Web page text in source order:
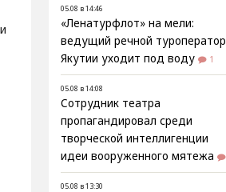
05.08 в 14:46
«Ленатурфлот» на мели:
ведущий речной туроператор
Якутии уходит под воду
1
05.08 в 14:08
Сотрудник театра
пропагандировал среди
творческой интеллигенции
идеи вооруженного мятежа
05.08 в 13:30